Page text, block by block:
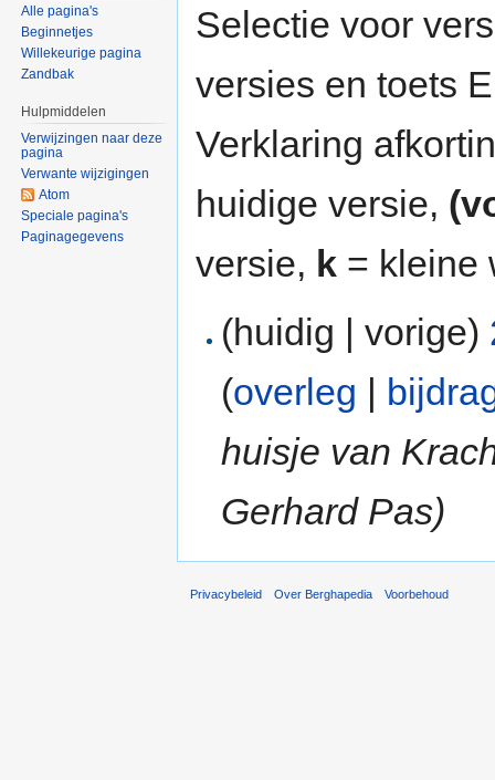
Selectie voor
versies en toets
Verklaring
huidige versie,
versie, k = kleine
(huidig | vorige)
(overleg |
huisje van
Gerhard Pas)
Alle pagina's
Beginnetjes
Willekeurige pagina
Zandbak
Hulpmiddelen
Verwijzingen naar deze
pagina
Verwante wijzigingen
Atom
Speciale pagina's
Paginagegevens
Privacybeleid Over Berghapedia Voorbehoud